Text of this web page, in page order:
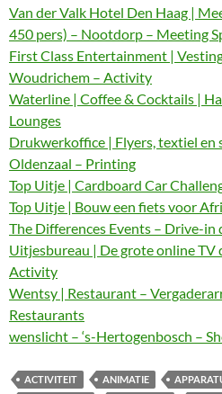
Van der Valk Hotel Den Haag |
450 pers) – Nootdorp – Meeting
First Class Entertainment |
Woudrichem – Activity
Waterline | Coffee & Cocktails |
Lounges
Drukwerkoffice | Flyers, textiel en
Oldenzaal – Printing
Top Uitje | Cardboard Car
Top Uitje | Bouw een fiets voor
The Differences Events – Drive-in
Uitjesbureau | De grote online TV
Activity
Wentsy | Restaurant –
Restaurants
wenslicht – ‘s-Hertogenbosch –
ACTIVITEIT ANIMATIE